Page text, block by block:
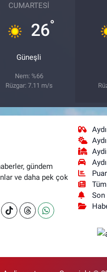
CUMARTESI
26°
Güneşli
Nem: %66
Rüzgar: 7.11 m/s
gündem
ve daha pek çok
Son